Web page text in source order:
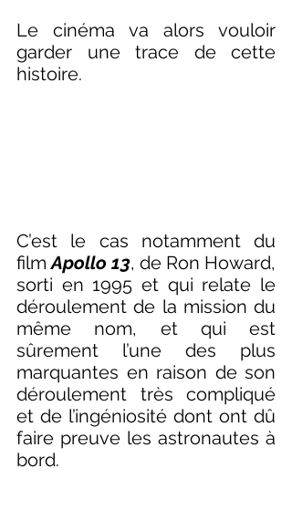
Le cinéma va alors vouloir
garder une trace de cette
histoire.
C’est le cas notamment du
film Apollo 13, de Ron Howard,
sorti en 1995 et qui relate le
déroulement de la mission du
même nom, et qui est
sûrement l’une des plus
marquantes en raison de son
déroulement très compliqué
et de l’ingéniosité dont ont dû
faire preuve les astronautes à
bord.